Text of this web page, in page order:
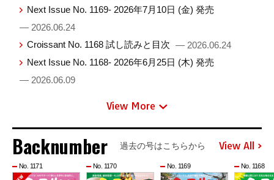
Next Issue No. 1169- 2026年7月10日 (金) 発売
— 2026.06.24
Croissant No. 1168 試し読みと目次 — 2026.06.24
Next Issue No. 1168- 2026年6月25日 (木) 発売
— 2026.06.09
View More
Backnumber 過去の号はこちらから View All
No. 1171 No. 1170 No. 1169 No. 1168